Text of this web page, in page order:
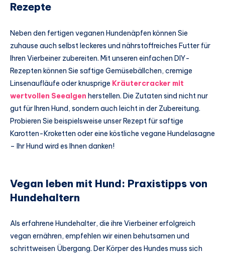
Rezepte
Neben den fertigen veganen Hundenäpfen können Sie
zuhause auch selbst leckeres und nährstoffreiches Futter für
Ihren Vierbeiner zubereiten. Mit unseren einfachen DIY-
Rezepten können Sie saftige Gemüsebällchen, cremige
Linsenaufläufe oder knusprige Kräutercracker mit
wertvollen Seealgen herstellen. Die Zutaten sind nicht nur
gut für Ihren Hund, sondern auch leicht in der Zubereitung.
Probieren Sie beispielsweise unser Rezept für saftige
Karotten-Kroketten oder eine köstliche vegane Hundelasagne
– Ihr Hund wird es Ihnen danken!
Vegan leben mit Hund: Praxistipps von
Hundehaltern
Als erfahrene Hundehalter, die ihre Vierbeiner erfolgreich
vegan ernähren, empfehlen wir einen behutsamen und
schrittweisen Übergang. Der Körper des Hundes muss sich